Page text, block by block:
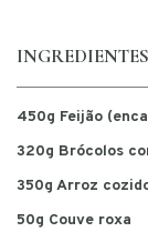
450g Feijão
320g Brócolos
350g Arroz
50g Couve roxa